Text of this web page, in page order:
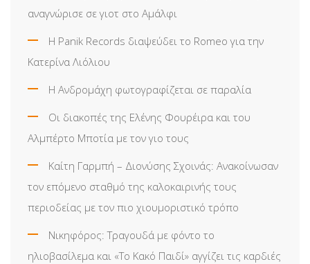
αναγνώρισε σε γιοτ στο Αμάλφι
Η Panik Records διαψεύδει το Romeo για την
Κατερίνα Λιόλιου
Η Ανδρομάχη φωτογραφίζεται σε παραλία
Οι διακοπές της Ελένης Φουρέιρα και του
Αλμπέρτο Μποτία με τον γιο τους
Καίτη Γαρμπή – Διονύσης Σχοινάς: Ανακοίνωσαν
τον επόμενο σταθμό της καλοκαιρινής τους
περιοδείας με τον πιο χιουμοριστικό τρόπο
Νικηφόρος: Τραγουδά με φόντο το
ηλιοβασίλεμα και «Το Κακό Παιδί» αγγίζει τις καρδιές